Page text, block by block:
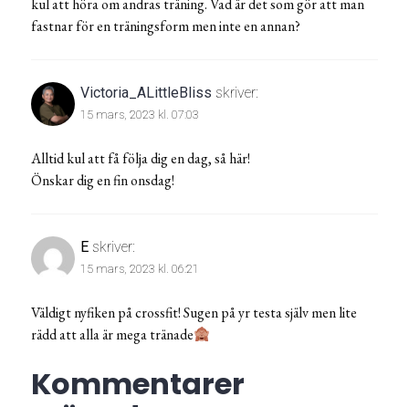
kul att höra om andras träning. Vad är det som gör att man
fastnar för en träningsform men inte en annan?
Victoria_ALittleBliss skriver:
15 mars, 2023 kl. 07:03
Alltid kul att få följa dig en dag, så här!
Önskar dig en fin onsdag!
E skriver:
15 mars, 2023 kl. 06:21
Väldigt nyfiken på crossfit! Sugen på yr testa själv men lite
rädd att alla är mega tränade
Kommentarer